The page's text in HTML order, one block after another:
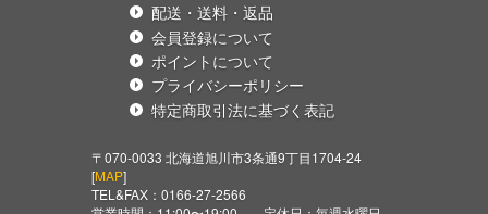
会員登録について
プライバシーポリシー
配送・送料・返品
ポイントについて
特定商取引法に基づく表記
〒070-0033 北海道旭川市3条通9丁目1704-24
[MAP]
TEL&FAX： 0166-27-2566